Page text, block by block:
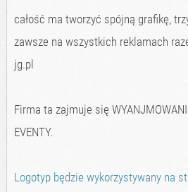
całość ma tworzyć spójną grafikę,
zawsze na wszystkich reklamach
jg.pl
Firma ta zajmuje się
EVENTY.
Logotyp będzie wykorzystywany na